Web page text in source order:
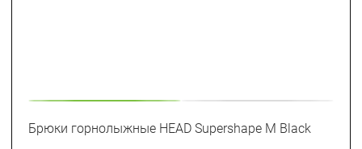
Брюки горнолыжные HEAD Supershape M Black